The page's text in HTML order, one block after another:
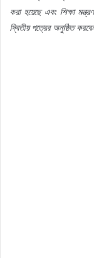
করা হয়েছে এবং শিক্ষা
দ্বিতীয় পত্রের অনুষ্ঠিত